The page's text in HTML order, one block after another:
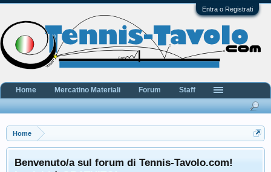
Entra o Registrati
Home
Benvenuto/a sul forum di Tennis-Tavolo.com!
Home Mercatino Materiali Forum Staff